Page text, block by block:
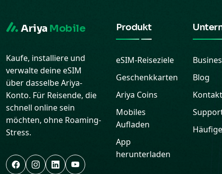
Ariya Mobile
Kaufe, installiere und
verwalte deine eSIM
über dasselbe Ariya-
Konto. Für Reisende, die
schnell online sein
möchten, ohne Roaming-
Stress.
Produkt
eSIM-Reiseziele
Geschenkkarten
Ariya Coins
Mobiles
Aufladen
App
herunterladen
Blog
Kontakt